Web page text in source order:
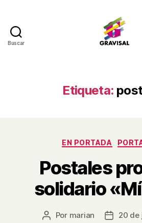
Buscar
Etiqueta:
EN PORTADA
Postales
solidario
Autor
Por marian
Fecha
20 de